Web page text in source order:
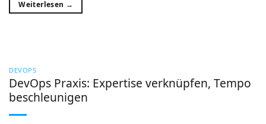
Weiterlesen →
DEVOPS
DevOps Praxis: Expertise verknüpfen, Tempo
beschleunigen